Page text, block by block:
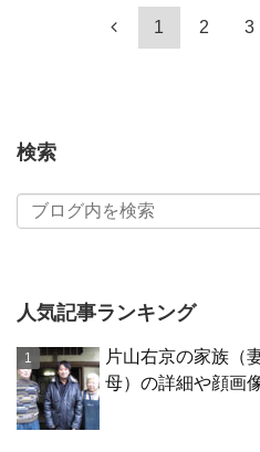
1 2 3
検索
人気記事ランキング
片山右京の家族（
母）の詳細や顔画